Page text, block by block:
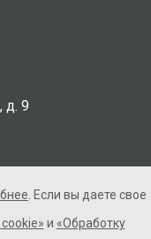
д. 9
защищены. Не
. Если вы даете свое
и «Обработку